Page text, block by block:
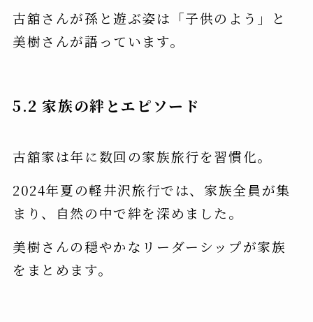
古舘さんが孫と遊ぶ姿は「子供のよう」と
美樹さんが語っています。
5.2 家族の絆とエピソード
古舘家は年に数回の家族旅行を習慣化。
2024年夏の軽井沢旅行では、家族全員が集
まり、自然の中で絆を深めました。
美樹さんの穏やかなリーダーシップが家族
をまとめます。